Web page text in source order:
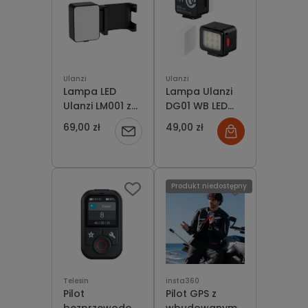
Ulanzi
Lampa LED
Ulanzi LM001 z
mocowaniem
do kamery DJI
69,00 zł
Powiadom
dostępności
Ulanzi
Lampa Ulanzi
DG01 WB LED
5600K – lekka
lampa do
vlogów
49,00 zł
Telesin
Pilot
insta360
Pilot GPS z
Produkt niedostępny